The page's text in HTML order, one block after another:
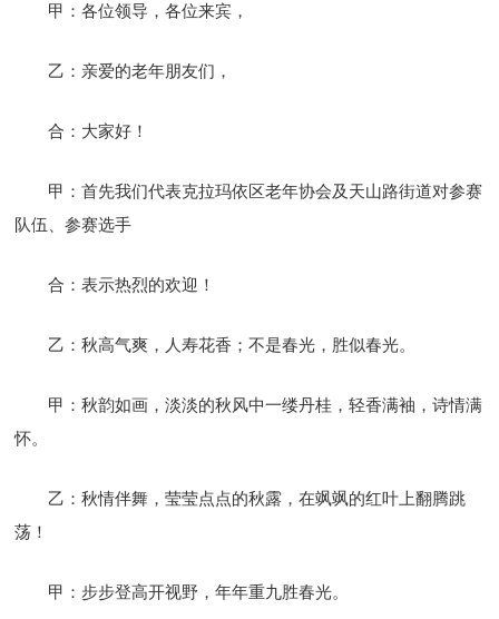
甲：各位领导，各位来宾，
乙：亲爱的老年朋友们，
合：大家好！
甲：首先我们代表克拉玛依区老年协会及天山路街道对参赛
队伍、参赛选手
合：表示热烈的欢迎！
乙：秋高气爽，人寿花香；不是春光，胜似春光。
甲：秋韵如画，淡淡的秋风中一缕丹桂，轻香满袖，诗情满
怀。
乙：秋情伴舞，莹莹点点的秋露，在飒飒的红叶上翻腾跳
荡！
甲：步步登高开视野，年年重九胜春光。